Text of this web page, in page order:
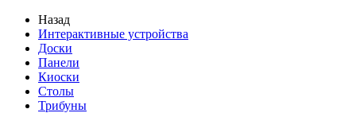
Назад
Интерактивные устройства
Доски
Панели
Киоски
Столы
Трибуны